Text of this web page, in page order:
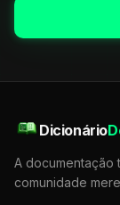
Dicionário
A documentação
comunidade